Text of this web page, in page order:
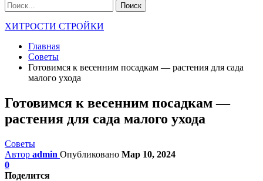
ХИТРОСТИ СТРОЙКИ
Главная
Советы
Готовимся к весенним посадкам — растения для сада
малого ухода
Готовимся к весенним посадкам —
растения для сада малого ухода
Советы
Автор admin Опубликовано Мар 10, 2024
0
Поделится